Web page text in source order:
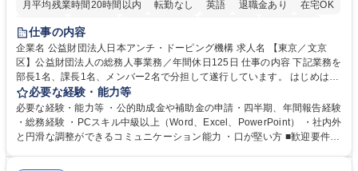
月平均残業時間20時間以内 転勤なし 英語 退職金あり
在宅OK
賞与あり
育休あり
食事補助あり
仕事の内容
企業名 公益財団法人日本アンチ・ドーピング機構 求人名 【東京／文京
区】公益財団法人の総務人事業務／年間休日125日 仕事の内容 下記業務を
部長1名、課長1名、メンバー2名で分担して遂行しています。 はじめは担
当者として業務を覚えていただき、ゆくゆくはリーダーやマネージャーポ
ジションとして活躍いただくことを期待しています。 【総務・人事グルー
プの業務内容】 ・人事制度関連 ・採用活動 ・教育研修の企画、実行 ・勤
怠管理 ・官公庁への各種提出 ・法定の会議運営（評議員会、理事会） ・
必要な経験・能力等
必要な経験・能力等 ・公的助成金や補助金の申請・四半期、年間報告経験
・総務経験 ・PCスキル中級以上（Word、Excel、PowerPoint） ・社内外
と円滑な調整ができるコミュニケーション能力 ・口が堅い方 ■歓迎要件